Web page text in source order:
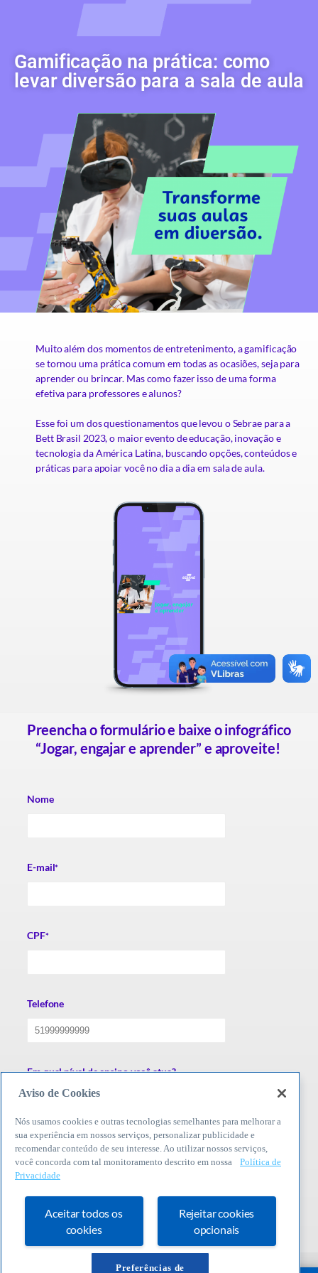
Gamificação na prática: como
levar diversão para a sala de aula
Muito além dos momentos de entretenimento, a gamificação
se tornou uma prática comum em todas as ocasiões, seja para
aprender ou brincar. Mas como fazer issode uma forma
efetiva para professores e alunos?
Esse foi um dos questionamentos que levou o Sebrae paraa
Bett Brasil 2023, o maior evento de educação, inovação e
tecnologiada América Latina, buscandoopções,conteúdose
práticas paraapoiarvocêno dia a dia em sala de aula.
Preencha o formulário e baixe o infográfico
“Jogar, engajar e aprender” e aproveite!
Nome
E-mail*
CPF*
Telefone
Em qual nível de ensino você atua?
Aceita receber informações do Sebrae sobre campanhas,
dicas e ofertas para você e sua empresa? Os contatos podem
mensagem.
Aviso de Cookies
Nós usamos cookies e outras tecnologias semelhantes para melhorar a
sua experiência em nossos serviços, personalizar publicidade e
recomendar conteúdo de seu interesse. Ao utilizar nossos serviços,
você concorda com tal monitoramento descrito em nossa
Política de
Privacidade
Aceitar todos os
cookies
Rejeitar cookies
opcionais
Preferências de